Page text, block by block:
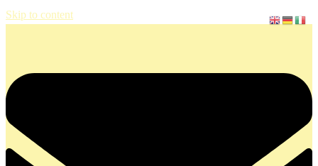
Skip to content